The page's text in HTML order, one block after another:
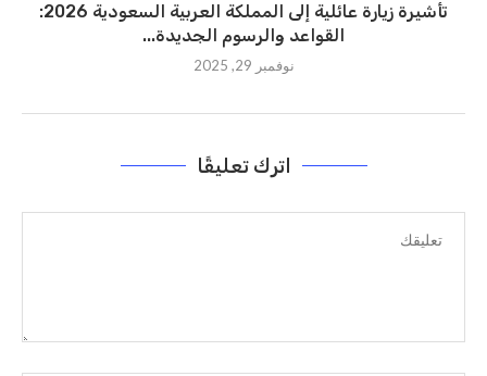
تأشيرة زيارة عائلية إلى المملكة العربية السعودية 2026:
القواعد والرسوم الجديدة...
نوفمبر 29, 2025
اترك تعليقًا